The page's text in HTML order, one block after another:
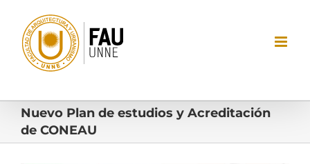
contenido
Nuevo Plan de estudios y Acreditación
de CONEAU